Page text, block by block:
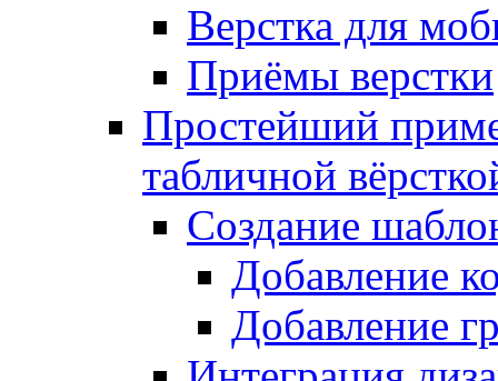
Верстка для
Приёмы верстки
Простейший
табличной
Создание
Добавление
Добавление